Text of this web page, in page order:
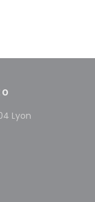
Lyon
en una
((abre en